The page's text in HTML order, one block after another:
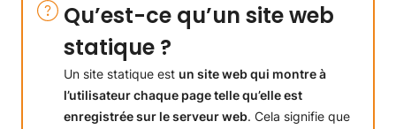
Qu’est-ce qu’un site web
statique ?
Un site statique est un site web qui montre à
l’utilisateur chaque page telle qu’elle est
enregistrée sur le serveur web. Cela signifie que